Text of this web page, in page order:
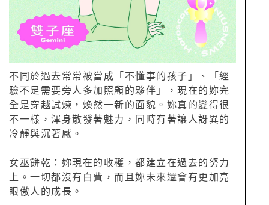
不同於過去常常被當成「不懂事的孩子」、「經
驗不足需要旁人多加照顧的夥伴」，現在的妳完
全是穿越試煉，煥然一新的面貌。妳真的變得很
不一樣，渾身散發著魅力，同時有著讓人訝異的
冷靜與沉著感。
女巫餅乾：妳現在的收穫，都建立在過去的努力
上。一切都沒有白費，而且妳未來還會有更加亮
眼傲人的成長。